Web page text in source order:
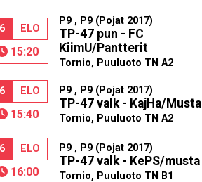
ELO
15:20
P9 , P9 (Pojat 2017)
TP-47 pun - FC
KiimU/Pantterit
Tornio, Puuluoto TN A2
ELO
15:40
P9 , P9 (Pojat 2017)
TP-47 valk - KajHa/Musta
Tornio, Puuluoto TN A2
ELO
16:00
P9 , P9 (Pojat 2017)
TP-47 valk - KePS/musta
Tornio, Puuluoto TN B1